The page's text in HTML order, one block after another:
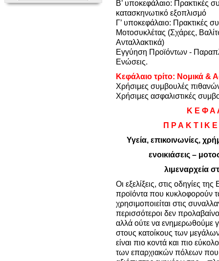
Β’ υποκεφάλαιο: Πρακτικές
κατασκηνωτικό εξοπλισμό
Γ’ υποκεφάλαιο: Πρακτικές
Μοτοσυκλέτας (Σχάρες,
Ανταλλακτικά)
Εγγύηση Προϊόντων -
Ενώσεις.
Κεφάλαιο τρίτο: Νομικά &
Χρήσιμες συμβουλές
Χρήσιμες ασφαλιστικές
Κ Ε Φ Α
Π Ρ Α Κ Τ Ι Κ
Υγεία, επικοινωνίες,
ενοικιάσεις –
λιμεναρχεία
Οι εξελίξεις, στις οδηγίες
προϊόντα που κυκλοφορούν
χρησιμοποιείται στις
περισσότεροι δεν
αλλά ούτε να ενημερωθούμε
στους κατοίκους των
είναι πιο κοντά και πιο
των επαρχιακών πόλεων που